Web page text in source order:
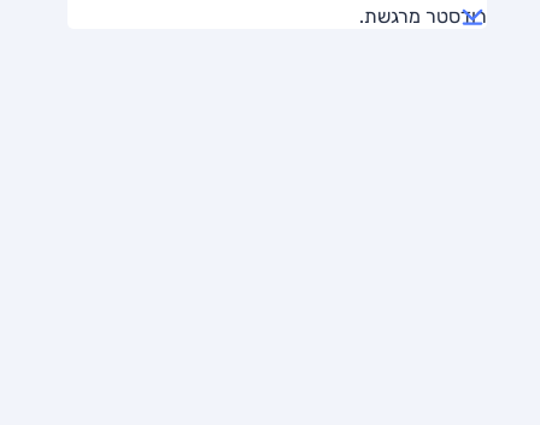
רודסטר מרגשת.